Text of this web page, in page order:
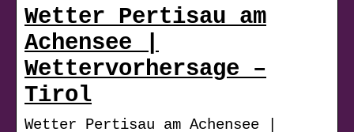
Wetter Pertisau am
Achensee |
Wettervorhersage –
Tirol
Wetter Pertisau am Achensee |